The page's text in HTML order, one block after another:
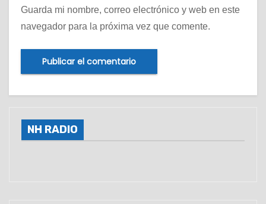
Guarda mi nombre, correo electrónico y web en este
navegador para la próxima vez que comente.
NH RADIO